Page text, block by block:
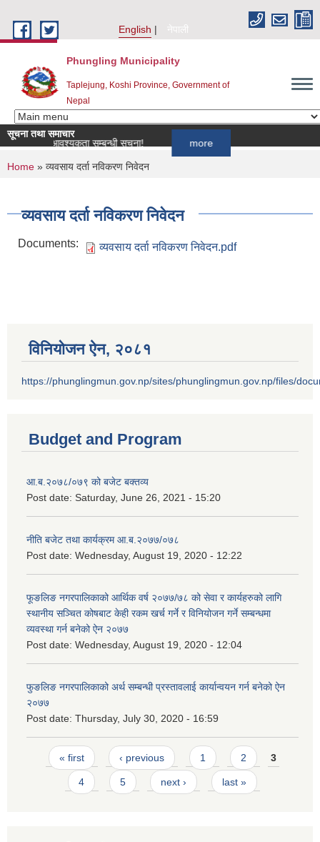
English
नेपाली
Phungling Municipality
Taplejung, Koshi Province, Government of
Nepal
सूचना तथा समाचार
आवश्यकता सम्बन्धी सूचना!
You are here
Home » व्यवसाय दर्ता नविकरण निवेदन
व्यवसाय दर्ता नविकरण निवेदन
Documents: व्यवसाय दर्ता नविकरण निवेदन.pdf
विनियोजन ऐन‚ २०८१
https://phunglingmun.gov.np/sites/phunglingmun.gov.np/files/
Budget and Program
आ.ब.२०७८/०७९ को बजेट बक्तव्य
Post date: Saturday, June 26, 2021 - 15:20
नीति बजेट तथा कार्यक्रम आ.ब.२०७७/०७८
Post date: Wednesday, August 19, 2020 - 12:22
फूङलिङ नगरपालिकाको आर्थिक वर्ष २०७७/७८ को सेवा र कार्यहरुको लागि
स्थानीय सञ्चित कोषबाट केही रकम खर्च गर्ने र विनियोजन गर्ने सम्बन्धमा
व्यवस्था गर्न बनेको ऐन २०७७
Post date: Wednesday, August 19, 2020 - 12:04
फुङलिङ नगरपालिकाको अर्थ सम्बन्धी प्रस्तावलाई कार्यान्वयन गर्न बनेको ऐन
२०७७
Post date: Thursday, July 30, 2020 - 16:59
Pages
« first ‹ previous 1 2 3
4 5 next › last »